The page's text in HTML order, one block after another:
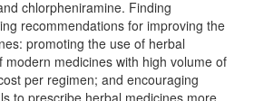
chlorpheniramine. Finding
recommendations for improving the
promoting the use of herbal
modern medicines with high volume of
per regimen; and encouraging
to prescribe herbal medicines more.